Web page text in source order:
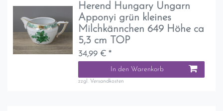
Herend Hungary Ungarn
Apponyi grün kleines
Milchkännchen 649 Höhe ca
5,3 cm TOP
34,99 € *
In den Warenkorb
zzgl. Versandkosten